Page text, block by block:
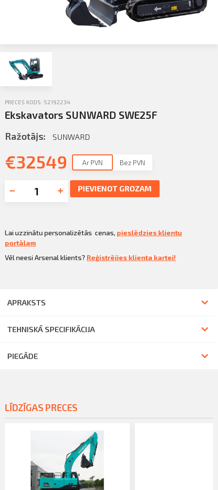
KLIENTU PORTĀLS
PRECES KODS: 52192234
Ekskavators SUNWARD SWE25F
Ražotājs: SUNWARD
€32549 Ar PVN Bez PVN
PIEVIENOT GROZAM
Lai uzzinātu personalizētās cenas, pieslēdzies klientu
portālam
Vēl neesi Arsenal klients? Reģistrējies klienta kartei!
APRAKSTS
TEHNISKĀ SPECIFIKĀCIJA
PIEGĀDE
LĪDZĪGAS PRECES